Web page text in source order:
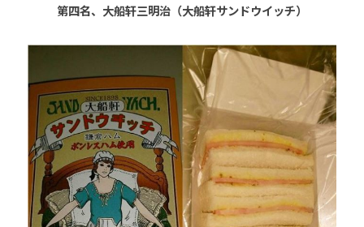
第四名、大船轩三明治（大船轩サンドウイッチ）